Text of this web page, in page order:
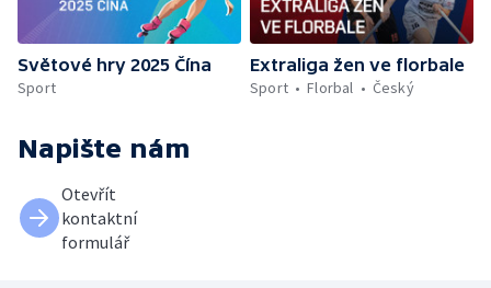
Světové hry 2025 Čína
Sport
Extraliga žen ve florbale
Sport
Florbal Český
Napište nám
Otevřít
kontaktní
formulář